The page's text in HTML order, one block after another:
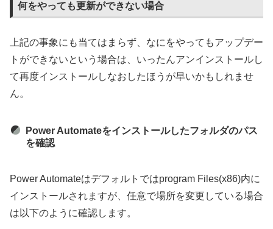
何をやっても更新ができない場合
上記の事象にも当てはまらず、なにをやってもアップデー
トができないという場合は、いったんアンインストールし
て再度インストールしなおしたほうが早いかもしれませ
ん。
Power Automateをインストールしたフォルダのパス
を確認
Power Automateはデフォルトではprogram Files(x86)内に
インストールされますが、任意で場所を変更している場合
は以下のように確認します。